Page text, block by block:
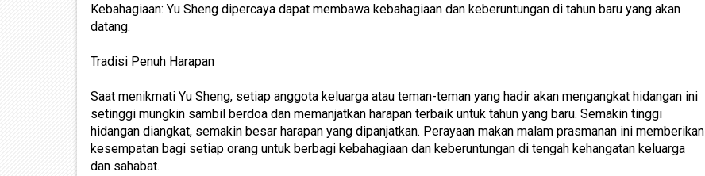
Kebahagiaan: Yu Sheng dipercaya dapat membawa kebahagiaan dan keberuntungan di tahun baru yang akan
datang.
Tradisi Penuh Harapan
Saat menikmati Yu Sheng, setiap anggota keluarga atau teman-teman yang hadir akan mengangkat hidangan ini
setinggi mungkin sambil berdoa dan memanjatkan harapan terbaik untuk tahun yang baru. Semakin tinggi
hidangan diangkat, semakin besar harapan yang dipanjatkan. Perayaan makan malam prasmanan ini memberikan
kesempatan bagi setiap orang untuk berbagi kebahagiaan dan keberuntungan di tengah kehangatan keluarga
dan sahabat.